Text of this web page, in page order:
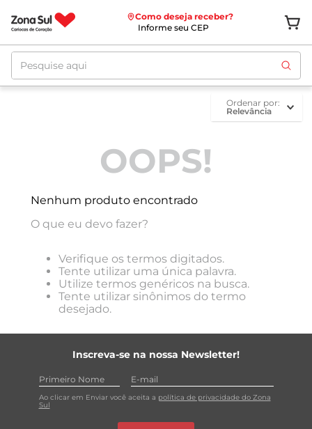
Como deseja receber?
Informe seu CEP
Pesquise aqui
ordenar por
Relevância
OOPS!
Nenhum produto encontrado
O que eu devo fazer?
Verifique os termos digitados.
Tente utilizar uma única palavra.
Utilize termos genéricos na busca.
Tente utilizar sinônimos do termo
desejado.
Inscreva-se na nossa Newsletter!
Ao clicar em Enviar você aceita a política de privacidade do Zona
Sul